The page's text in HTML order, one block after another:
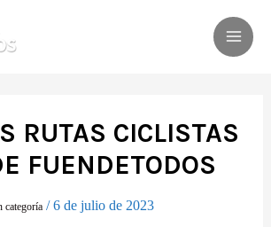
RUTAS CICLISTAS
FUENDETODOS
categoría /6 de julio de 2023